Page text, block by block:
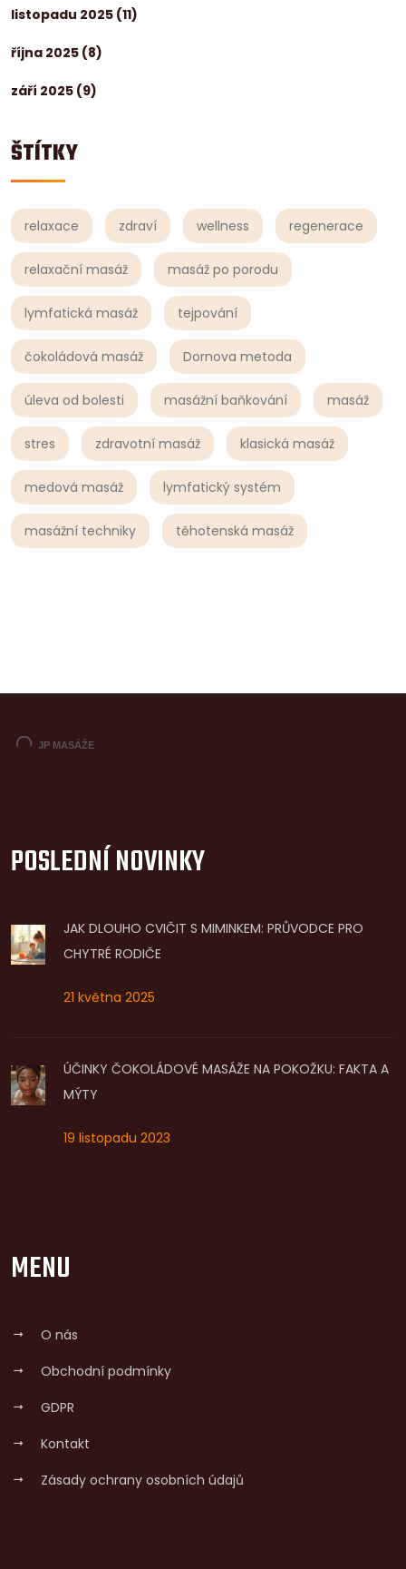
listopadu 2025 (11)
října 2025 (8)
září 2025 (9)
ŠTÍTKY
relaxace zdraví wellness regenerace
relaxační masáž masáž po porodu
lymfatická masáž tejpování
čokoládová masáž Dornova metoda
úleva od bolesti masážní baňkování masáž
stres zdravotní masáž klasická masáž
medová masáž lymfatický systém
masážní techniky těhotenská masáž
POSLEDNÍ NOVINKY
JAK DLOUHO CVIČIT S MIMINKEM: PRŮVODCE PRO
CHYTRÉ RODIČE
21 května 2025
ÚČINKY ČOKOLÁDOVÉ MASÁŽE NA POKOŽKU: FAKTA A
MÝTY
19 listopadu 2023
MENU
O nás
Obchodní podmínky
GDPR
Kontakt
Zásady ochrany osobních údajů